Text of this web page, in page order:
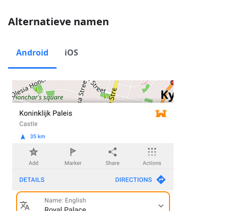
Alternatieve namen
Android iOS